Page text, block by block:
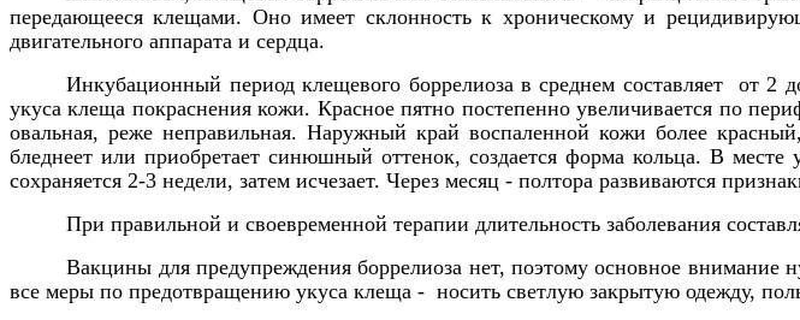
передающееся клещами. Оно имеет склонность к хроническому и
двигательного аппарата и сердца.
Инкубационный период клещевого боррелиоза в среднем составляет от 2
укуса клеща покраснения кожи. Красное пятно постепенно увеличивается по
овальная, реже неправильная. Наружный край воспаленной кожи более
бледнеет или приобретает синюшный оттенок, создается форма кольца. В
сохраняется 2-3 недели, затем исчезает. Через месяц - полтора развиваются
При правильной и своевременной терапии длительность заболевания
Вакцины для предупреждения боррелиоза нет, поэтому основное внимание
все меры по предотвращению укуса клеща - носить светлую закрытую одежду,